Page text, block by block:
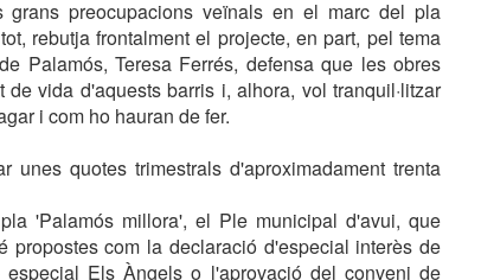
preocupacions veïnals en el marc del pla
rebutja frontalment el projecte, en part, pel tema
Palamós, Teresa Ferrés, defensa que les obres
vida d'aquests barris i, alhora, vol tranquil·litzar
i com ho hauran de fer.
quotes trimestrals d'aproximadament trenta
'Palamós millora', el Ple municipal d'avui, que
com la declaració d'especial interès de
Els Àngels o l'aprovació del conveni de